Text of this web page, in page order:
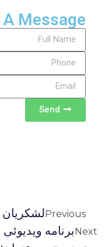
Message
Send
Previousلشکریان
Nextبرنامه ویدیوئى